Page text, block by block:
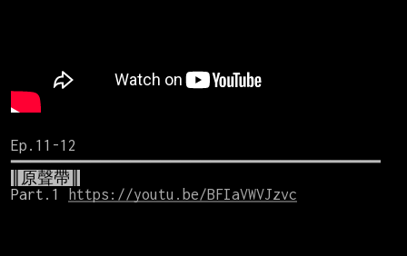
Ep.11-12
║原聲帶║
Part.1
https://youtu.be/BFIaVWVJzvc